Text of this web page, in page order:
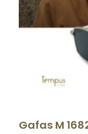
Gafas M